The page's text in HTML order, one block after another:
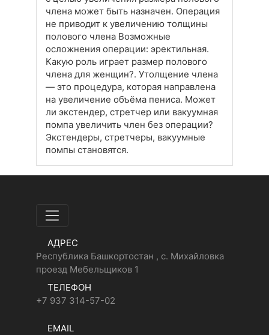
члена может быть назначен. Операция
не приводит к увеличению толщины
полового члена Возможные
осложнения операции: эректильная.
Какую роль играет размер полового
члена для женщин?. Утолщение члена
— это процедура, которая направлена
на увеличение объёма пениса. Может
ли экстендер, стретчер или вакуумная
помпа увеличить член без операции?
Экстендеры, стретчеры, вакуумные
помпы становятся.
АДРЕС
Республика Башкортостан , с. Михайловка
проезд Мебельщиков 1
ТЕЛЕФОН
+7 937 314-57-02
EMAIL